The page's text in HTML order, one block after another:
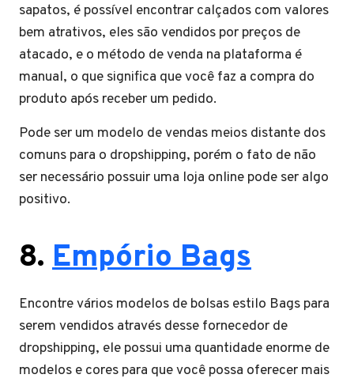
sapatos, é possível encontrar calçados com valores
bem atrativos, eles são vendidos por preços de
atacado, e o método de venda na plataforma é
manual, o que significa que você faz a compra do
produto após receber um pedido.
Pode ser um modelo de vendas meios distante dos
comuns para o dropshipping, porém o fato de não
ser necessário possuir uma loja online pode ser algo
positivo.
8. Empório Bags
Encontre vários modelos de bolsas estilo Bags para
serem vendidos através desse fornecedor de
dropshipping, ele possui uma quantidade enorme de
modelos e cores para que você possa oferecer mais